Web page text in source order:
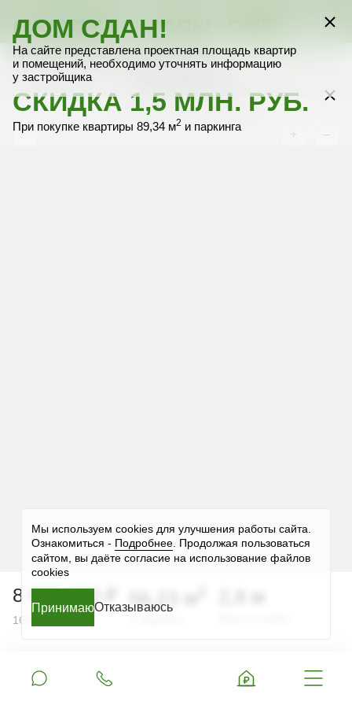
Мы используем cookies для улучшения работы сайта.
Ознакомиться - Подробнее . Продолжая пользоваться
сайтом, вы даёте согласие на использование файлов
cookies
Принимаю
Принимаю
Принимаю
Принимаю
ПринимаюОтказываюсь
4 этаж
без межкомнатных перегородок
+ –
8 996 800 ₽
160 000 ₽ за м 2
Выбрать квартиру
Выбрать квартиру
Выбрать квартиру
Выбрать квартиру
Выбрать квартиру
СКИДКА 1 МЛН. РУБ.
При покупке только квартиры 89,34 м2
СКИДКА 1,5 МЛН. РУБ.
При покупке квартиры 89,34 м2 и паркинга
ДОМ СДАН!
На сайте представлена проектная площадь квартир
и помещений, необходимо уточнять информацию
у застройщика